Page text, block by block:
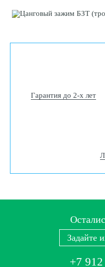
Гарантия до 2-х лет
Задайте
+7